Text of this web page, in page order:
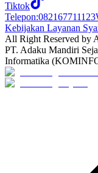
Tiktok
Telepon:082167711123
Kebijakan Layanan
All Right Reserved by
PT. Adaku Mandiri
Informatika